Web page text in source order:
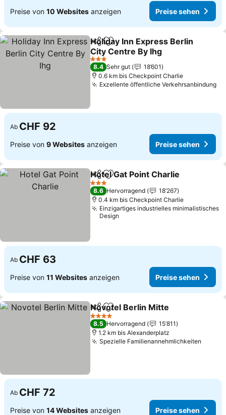
Preise von 10 Websites anzeigen Preise sehen
TeilenZu Favoriten hinzufügen
Holiday Inn Express Berlin
City Centre By Ihg
Preise sehen
3 Sterne
8.4 Sehr gut
18’601
0.6 km bis Checkpoint Charlie
Exzellente öffentliche Verkehrsanbindung
Ab CHF 92
Preise von 9 Websites anzeigen Preise sehen
TeilenZu Favoriten hinzufügen
Hotel Gat Point Charlie
3 Sterne
8.6 Hervorragend
18’267
0.4 km bis Checkpoint Charlie
Einzigartiges industrielles minimalistisches
Design
Ab CHF 63
Preise von 11 Websites anzeigen Preise sehen
TeilenZu Favoriten hinzufügen
Novotel Berlin Mitte
4 Sterne
8.5 Hervorragend
15’811
1.2 km bis Alexanderplatz
Spezielle Familienannehmlichkeiten
Ab CHF 72
Preise von 14 Websites anzeigen Preise sehen